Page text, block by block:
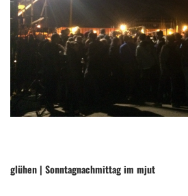
glühen | Sonntagnachmittag im mjut